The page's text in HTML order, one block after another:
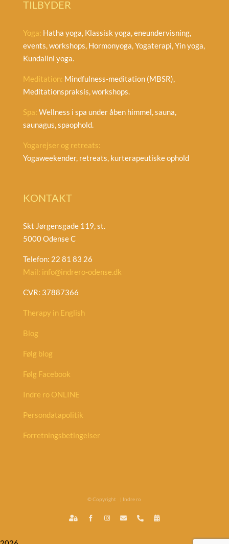
TILBYDER
Yoga: Hatha yoga, Klassisk yoga, eneundervisning,
events, workshops, Hormonyoga, Yogaterapi, Yin yoga,
Kundalini yoga.
Meditation: Mindfulness-meditation (MBSR),
Meditationspraksis, workshops.
Spa: Wellness i spa under åben himmel, sauna,
saunagus, spaophold.
Yogarejser og retreats:
Yogaweekender, retreats, kurterapeutiske ophold
KONTAKT
Skt Jørgensgade 119, st.
5000 Odense C
Telefon: 22 81 83 26
Mail: info@indrero-odense.dk
CVR: 37887366
Therapy in English
Blog
Følg blog
Følg Facebook
Indre ro ONLINE
Persondatapolitik
Forretningsbetingelser
© Copyright | Indre ro
Indre
FacebookInstagram
E-
PhoneBook